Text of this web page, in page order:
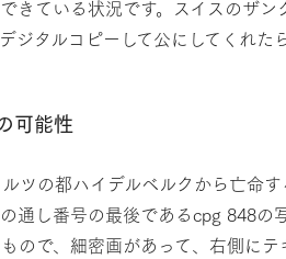
きている状況です。スイスのザ
タルコピーして公にしてくれた
可能性
ツの都ハイデルベルクから亡命
通し番号の最後であるcpg 848
ので、細密画があって、右側に